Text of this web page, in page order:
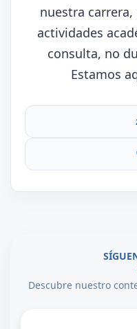
nuestra
actividades
consulta, no
Estamos
Descubre nuestro